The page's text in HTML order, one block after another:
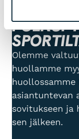
MIKSI
Olemme
huollamme
huollossamme
asiantuntevan
sovitukseen ja
sen jälkeen.